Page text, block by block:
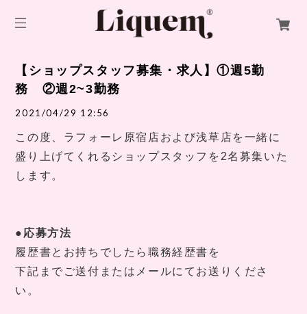
【ショップスタッフ募集・求人】①週5勤
務 ②週2~3勤務
2021/04/29 12:56
この度、ラフォーレ原宿店および浅草店を一緒に
盛り上げてくれるショップスタッフを 2名募集いた
します。
●応募方法
履歴書とお持ちでしたら職務経歴書を
下記までご送付またはメールにてお送りくださ
い。